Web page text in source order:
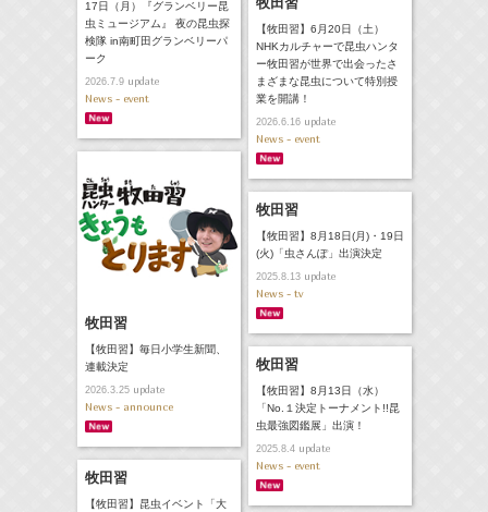
17日（月）『グランベリー昆
虫ミュージアム』 夜の昆虫探
検隊 in南町田グランベリーパ
ーク
2026.7.9update
News - event
【牧田習】6月20日（土）
NHKカルチャーで昆虫ハンタ
ー牧田習が世界で出会ったさ
まざまな昆虫について特別授
業を開講！
2026.6.16update
News - event
牧田習
【牧田習】毎日小学生新聞、
連載決定
2026.3.25update
News - announce
牧田習
【牧田習】8月18日(月)・19日
(火)「虫さんぽ」出演決定
2025.8.13update
News - tv
牧田習
【牧田習】8月13日（水）
「No.１決定トーナメント!!昆
虫最強図鑑展」出演！
2025.8.4update
News - event
牧田習
【牧田習】昆虫イベント「大